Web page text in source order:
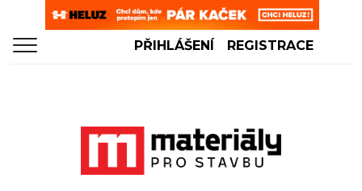
PŘIHLÁŠENÍ REGISTRACE